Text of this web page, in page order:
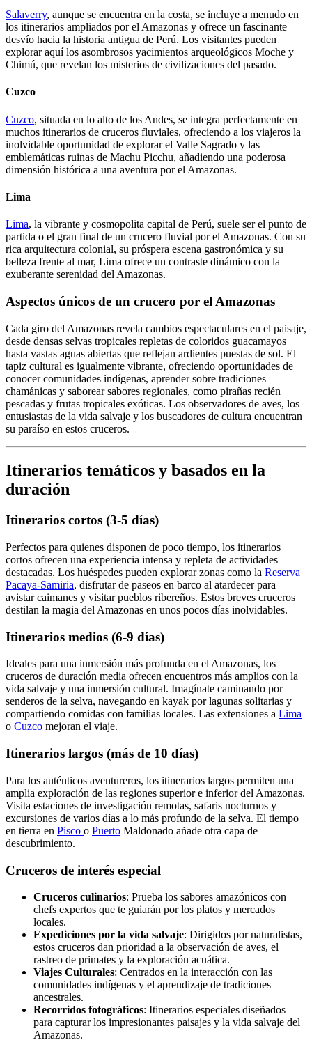
Salaverry, aunque se encuentra en la costa, se incluye a menudo en
los itinerarios ampliados por el Amazonas y ofrece un fascinante
desvío hacia la historia antigua de Perú. Los visitantes pueden
explorar aquí los asombrosos yacimientos arqueológicos Moche y
Chimú, que revelan los misterios de civilizaciones del pasado.
Cuzco
Cuzco, situada en lo alto de los Andes, se integra perfectamente en
muchos itinerarios de cruceros fluviales, ofreciendo a los viajeros la
inolvidable oportunidad de explorar el Valle Sagrado y las
emblemáticas ruinas de Machu Picchu, añadiendo una poderosa
dimensión histórica a una aventura por el Amazonas.
Lima
Lima, la vibrante y cosmopolita capital de Perú, suele ser el punto de
partida o el gran final de un crucero fluvial por el Amazonas. Con su
rica arquitectura colonial, su próspera escena gastronómica y su
belleza frente al mar, Lima ofrece un contraste dinámico con la
exuberante serenidad del Amazonas.
Aspectos únicos de un crucero por el Amazonas
Cada giro del Amazonas revela cambios espectaculares en el paisaje,
desde densas selvas tropicales repletas de coloridos guacamayos
hasta vastas aguas abiertas que reflejan ardientes puestas de sol. El
tapiz cultural es igualmente vibrante, ofreciendo oportunidades de
conocer comunidades indígenas, aprender sobre tradiciones
chamánicas y saborear sabores regionales, como pirañas recién
pescadas y frutas tropicales exóticas. Los observadores de aves, los
entusiastas de la vida salvaje y los buscadores de cultura encuentran
su paraíso en estos cruceros.
Itinerarios temáticos y basados en la
duración
Itinerarios cortos (3-5 días)
Perfectos para quienes disponen de poco tiempo, los itinerarios
cortos ofrecen una experiencia intensa y repleta de actividades
destacadas. Los huéspedes pueden explorar zonas como la Reserva
Pacaya-Samiria, disfrutar de paseos en barco al atardecer para
avistar caimanes y visitar pueblos ribereños. Estos breves cruceros
destilan la magia del Amazonas en unos pocos días inolvidables.
Itinerarios medios (6-9 días)
Ideales para una inmersión más profunda en el Amazonas, los
cruceros de duración media ofrecen encuentros más amplios con la
vida salvaje y una inmersión cultural. Imagínate caminando por
senderos de la selva, navegando en kayak por lagunas solitarias y
compartiendo comidas con familias locales. Las extensiones a Lima
o Cuzco mejoran el viaje.
Itinerarios largos (más de 10 días)
Para los auténticos aventureros, los itinerarios largos permiten una
amplia exploración de las regiones superior e inferior del Amazonas.
Visita estaciones de investigación remotas, safaris nocturnos y
excursiones de varios días a lo más profundo de la selva. El tiempo
en tierra en Pisco o Puerto Maldonado añade otra capa de
descubrimiento.
Cruceros de interés especial
Cruceros culinarios: Prueba los sabores amazónicos con
chefs expertos que te guiarán por los platos y mercados
locales.
Expediciones por la vida salvaje: Dirigidos por naturalistas,
estos cruceros dan prioridad a la observación de aves, el
rastreo de primates y la exploración acuática.
Viajes Culturales: Centrados en la interacción con las
comunidades indígenas y el aprendizaje de tradiciones
ancestrales.
Recorridos fotográficos: Itinerarios especiales diseñados
para capturar los impresionantes paisajes y la vida salvaje del
Amazonas.